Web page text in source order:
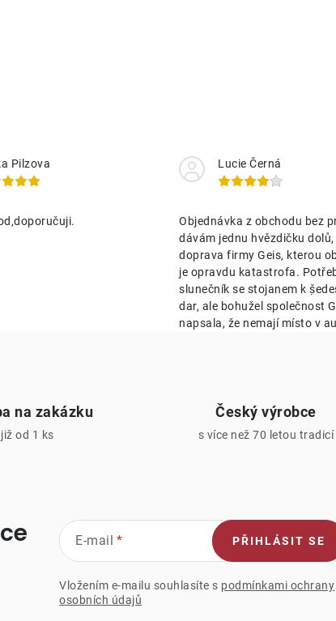
Pilzova Lucie Černá
Objednávka z obchodu bez
dávám jednu hvězdičku
doprava firmy Geis, kterou
je opravdu katastrofa.
slunečník se stojanem k
dar, ale bohužel společnost
napsala, že nemají místo v
na zakázku
již od 1 ks
Český výrobce
s více než 70 letou tradicí
E-mail
Vložením e-mailu souhlasíte s podmínkami ochrany
osobních údajů
PŘIHLÁSIT SE